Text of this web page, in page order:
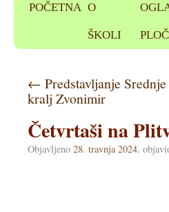
POČETNA O
ŠKOLI
← Predstavljanje
kralj Zvonimir
Četvrtaši na
Objavljeno 28. travnja 2024.